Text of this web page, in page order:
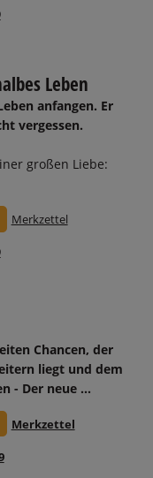
Leben
anfangen. Er
vergessen.
großen Liebe:
In den Warenkorb
Merkzettel
Chancen, der
liegt und dem
- Der neue ...
In den Warenkorb
Merkzettel